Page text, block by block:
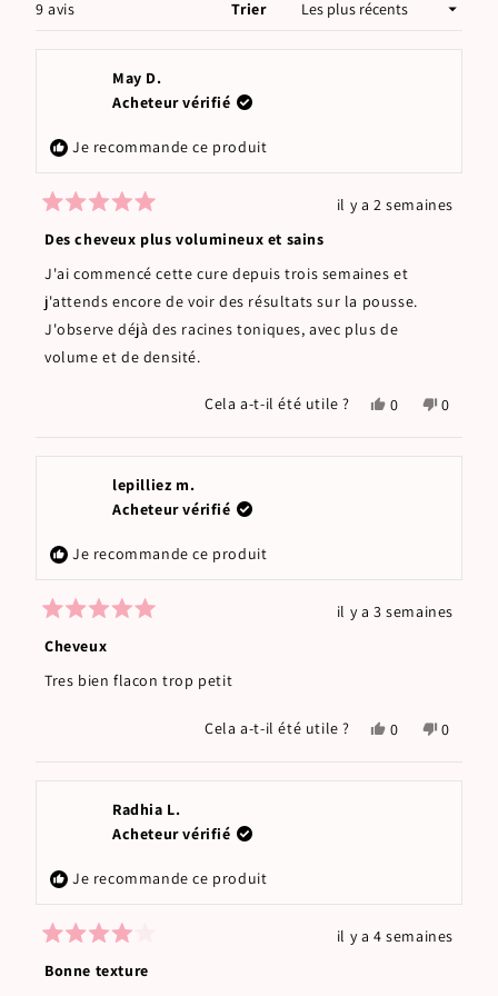
FENÊTRE)
9 avis Trier
May D.
Acheteur vérifié
Je recommande ce produit
5
sur
5
étoiles
il y a 2 semaines
Des cheveux plus volumineux et sains
J'ai commencé cette cure depuis trois semaines et
j'attends encore de voir des résultats sur la pousse.
J'observe déjà des racines toniques, avec plus de
volume et de densité.
Cela a-t-il été utile ?
Oui,
avis
de
0
ont
voté
Non,
avis
de
0
ont
voté
lepilliez m.
Acheteur vérifié
Je recommande ce produit
5
sur
5
étoiles
il y a 3 semaines
Cheveux
Tres bien flacon trop petit
Cela a-t-il été utile ?
Oui,
avis
de
0
ont
voté
Non,
avis
de
0
ont
voté
Radhia L.
Acheteur vérifié
Je recommande ce produit
4
sur
il y a 4 semaines
Bonne texture
Chargement...